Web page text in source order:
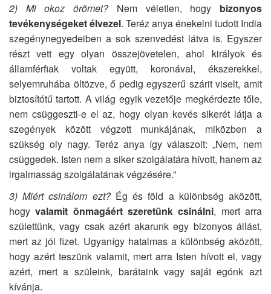
2)
Mi okoz örömet?Nem véletlen, hogy bizonyos
tevékenységeket élvezel. Teréz anya énekelni tudott India
szegénynegyedeiben a sok szenvedést látva is. Egyszer
részt vett egy olyan összejövetelen, ahol királyok és
államférfiak voltak együtt, koronával, ékszerekkel,
selyemruhába öltözve, ő pedig egyszerű szárit viselt, amit
biztosítótű tartott. A világ egyik vezetője megkérdezte tőle,
nem csüggeszti-e el az, hogy olyan kevés sikerét látja a
szegények között végzett munkájának, miközben a
szükség oly nagy. Teréz anya így válaszolt: „Nem, nem
csüggedek. Isten nem a siker szolgálatára hívott, hanem az
irgalmasság szolgálatának végzésére.”
3) Miért csinálom ezt?Ég és föld a különbség aközött,
hogyvalamit önmagáért szeretünk csinálni, mert arra
születtünk, vagy csak azért akarunk egy bizonyos állást,
mert az jól fizet. Ugyanígy hatalmas a különbség aközött,
hogy azért teszünk valamit, mert arra Isten hívott el, vagy
azért, mert a szüleink, barátaink vagy saját egónk azt
kívánja.